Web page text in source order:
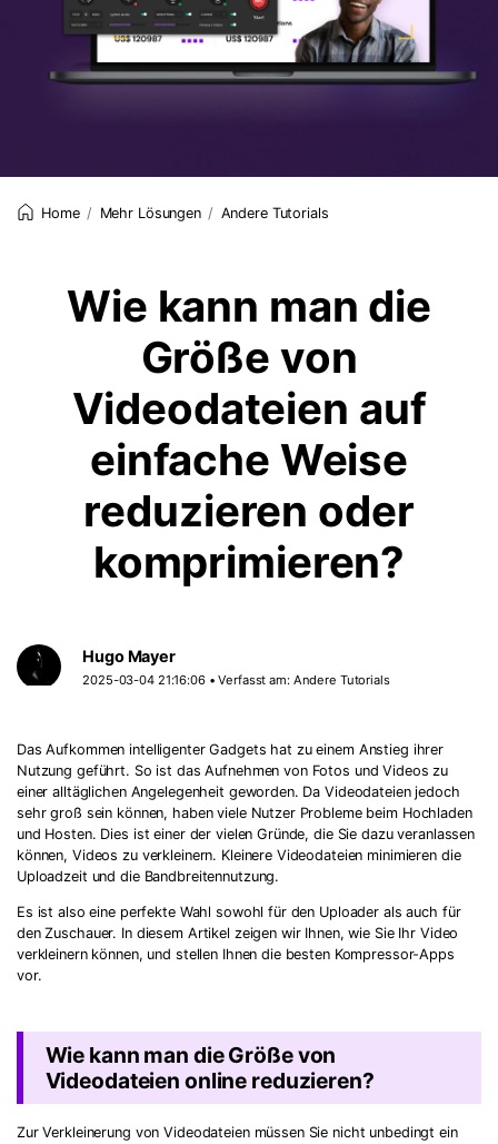
Home Mehr Lösungen Andere Tutorials
Wie kann man die
Größe von
Videodateien auf
einfache Weise
reduzieren oder
komprimieren?
Hugo Mayer
2025-03-04 21:16:06 • Verfasst am: Andere Tutorials
Das Aufkommen intelligenter Gadgets hat zu einem Anstieg ihrer
Nutzung geführt. So ist das Aufnehmen von Fotos und Videos zu
einer alltäglichen Angelegenheit geworden. Da Videodateien jedoch
sehr groß sein können, haben viele Nutzer Probleme beim Hochladen
und Hosten. Dies ist einer der vielen Gründe, die Sie dazu veranlassen
können, Videos zu verkleinern. Kleinere Videodateien minimieren die
Uploadzeit und die Bandbreitennutzung.
Es ist also eine perfekte Wahl sowohl für den Uploader als auch für
den Zuschauer. In diesem Artikel zeigen wir Ihnen, wie Sie Ihr Video
verkleinern können, und stellen Ihnen die besten Kompressor-Apps
vor.
Wie kann man die Größe von
Videodateien online reduzieren?
Zur Verkleinerung von Videodateien müssen Sie nicht unbedingt ein